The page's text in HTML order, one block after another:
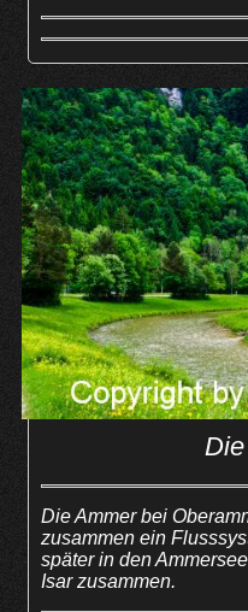
Die Ammer bei
zusammen ein
später in den
Isar zusammen.